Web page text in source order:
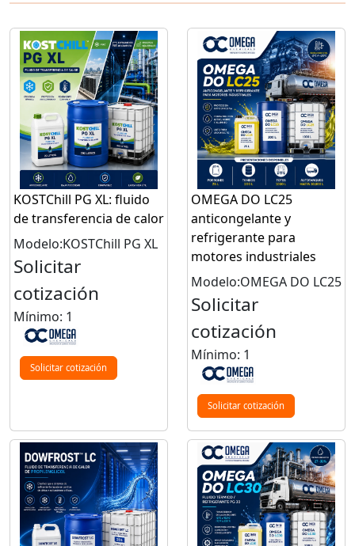
KOSTChill PG XL: fluido
de transferencia de calor
Modelo:KOSTChill PG XL
Solicitar
cotización
Mínimo: 1
Solicitar cotización
OMEGA DO LC25
anticongelante y
refrigerante para
motores industriales
Modelo:OMEGA DO LC25
Solicitar
cotización
Mínimo: 1
Solicitar cotización